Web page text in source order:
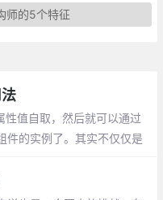
师的5个特征
值自取，然后就可以通过
件的实例了。其实不仅仅是